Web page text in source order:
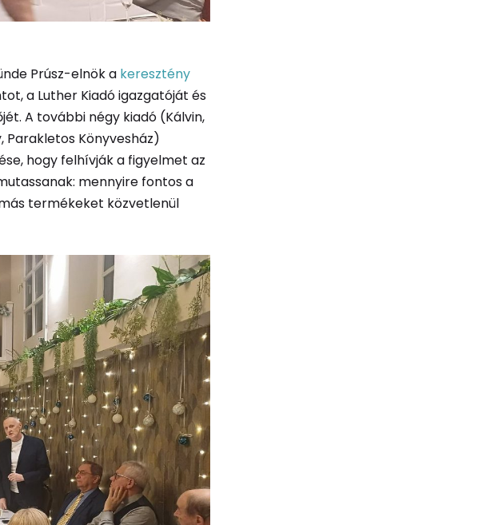
Prúsz-​elnök a keresztény
a Luther Kiadó igazgatóját és
A további négy kiadó (Kálvin,
Könyvesház)
hogy felhívják a figyelmet az
mennyire fontos a
termékeket közvetlenül